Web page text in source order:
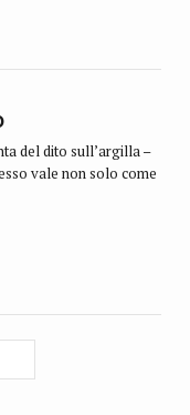
del dito sull’argilla –
vale non solo come